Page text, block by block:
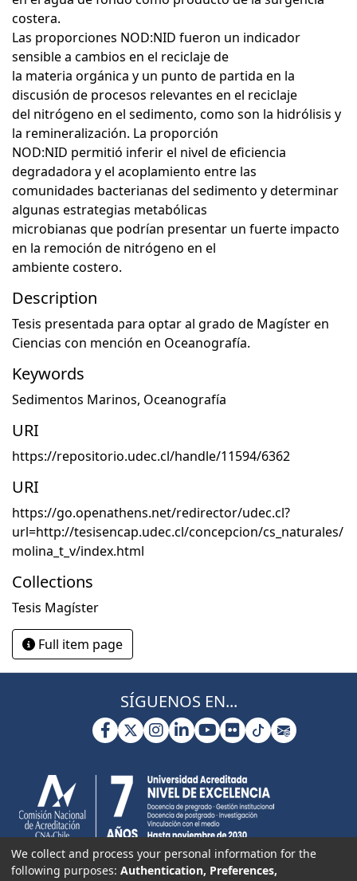
costera.
Las proporciones NOD:NID fueron un indicador
sensible a cambios en el reciclaje de
la materia orgánica y un punto de partida en la
discusión de procesos relevantes en el reciclaje
del nitrógeno en el sedimento, como son la hidrólisis y
la remineralización. La proporción
NOD:NID permitió inferir el nivel de eficiencia
degradadora y el acoplamiento entre las
comunidades bacterianas del sedimento y determinar
algunas estrategias metabólicas
microbianas que podrían presentar un fuerte impacto
en la remoción de nitrógeno en el
ambiente costero.
Description
Tesis presentada para optar al grado de Magíster en
Ciencias con mención en Oceanografía.
Keywords
Sedimentos Marinos, Oceanografía
URI
https://repositorio.udec.cl/handle/11594/6362
URI
https://go.openathens.net/redirector/udec.cl?
url=http://tesisencap.udec.cl/concepcion/cs_naturales/
molina_t_v/index.html
Collections
Tesis Magíster
Full item page
SÍGUENOS EN...
We collect and process your personal information for the
following purposes: Authentication, Preferences,